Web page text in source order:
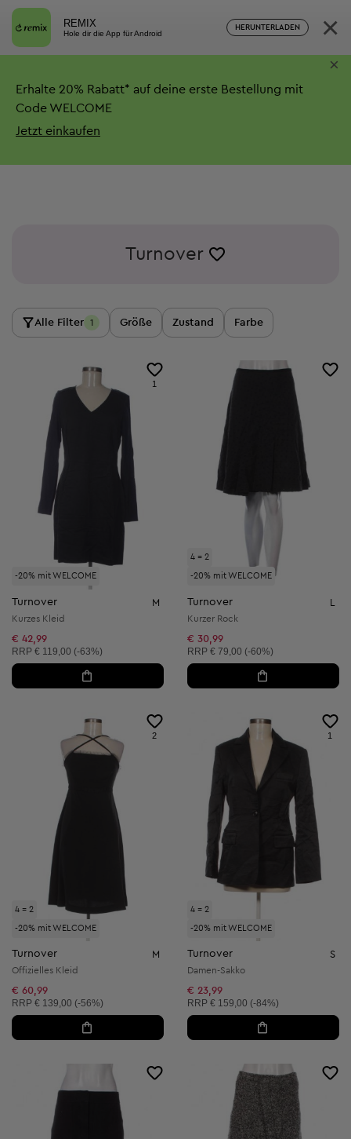
REMIX
Hole dir die App für Android
HERUNTERLADEN ×
Erhalte 20% Rabatt* auf deine erste Bestellung mit
Code WELCOME
Jetzt einkaufen
×
Turnover
Alle Filter 1 Größe Zustand Farbe
-20% mit WELCOME
1
Turnover M
Kurzes Kleid
€ 42,99
Unverbindliche Preisempfehlung:
RRP € 119,00 (-63%)
4 = 2
-20% mit WELCOME
Turnover
Kurzer Rock
€ 30,99
Unverbindliche Preisempfehlung:
RRP € 79,00 (-60%)
4 = 2
-20% mit WELCOME
2
Turnover M
Offizielles Kleid
€ 60,99
Unverbindliche Preisempfehlung:
RRP € 139,00 (-56%)
4 = 2
-20% mit WELCOME
1
Turnover S
Damen-Sakko
€ 23,99
Unverbindliche Preisempfehlung:
RRP € 159,00 (-84%)